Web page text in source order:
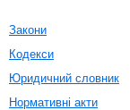
Закони
Кодекси
Юридичний словник
Нормативні акти